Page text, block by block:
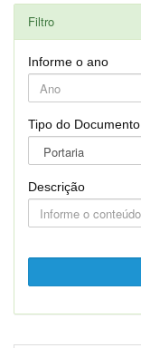
Filtro
Informe o ano
Tipo do Documento
Descrição